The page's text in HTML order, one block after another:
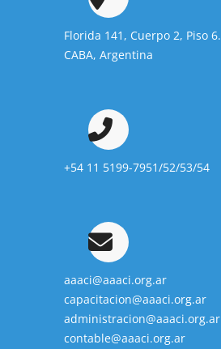
Florida 141, Cuerpo 2, Piso 6.
CABA, Argentina
+54 11 5199-7951/52/53/54
aaaci@aaaci.org.ar
capacitacion@aaaci.org.ar
administracion@aaaci.org.ar
contable@aaaci.org.ar